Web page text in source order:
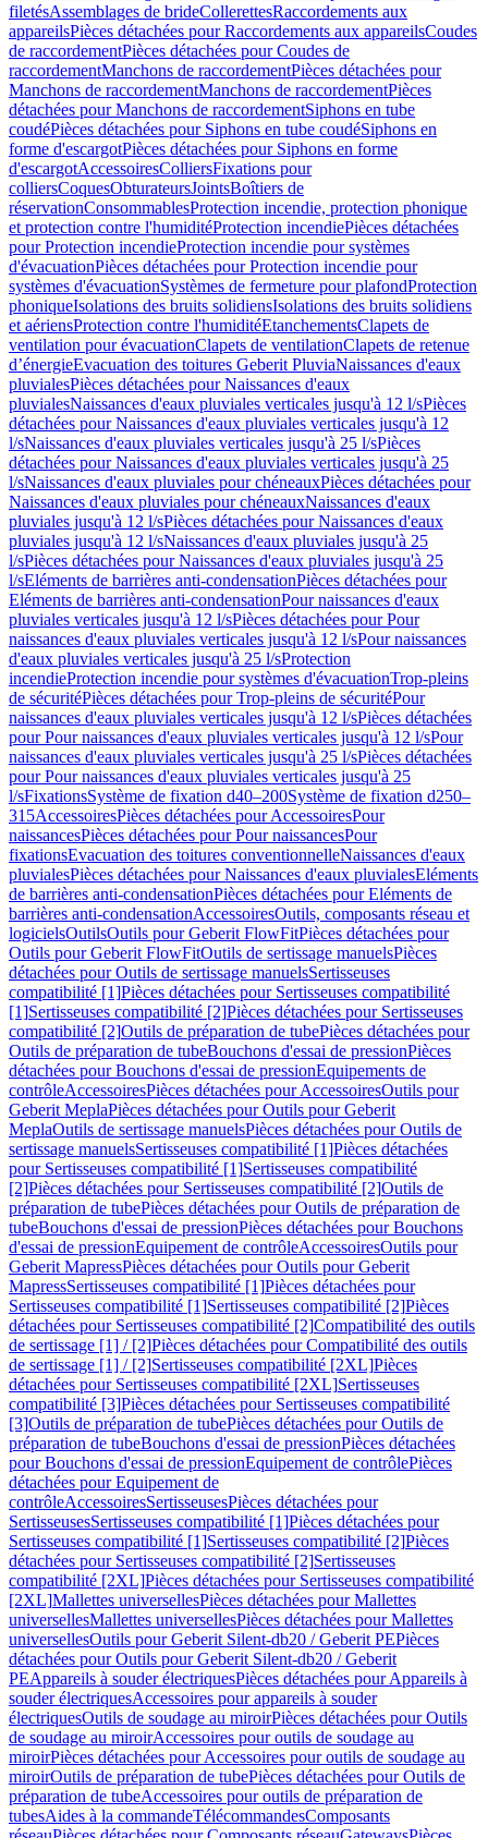
filetésAssemblages de brideCollerettesRaccordements aux
appareilsPièces détachées pour Raccordements aux appareilsCoudes
de raccordementPièces détachées pour Coudes de
raccordementManchons de raccordementPièces détachées pour
Manchons de raccordementManchons de raccordementPièces
détachées pour Manchons de raccordementSiphons en tube
coudéPièces détachées pour Siphons en tube coudéSiphons en
forme d'escargotPièces détachées pour Siphons en forme
d'escargotAccessoiresColliersFixations pour
colliersCoquesObturateursJointsBoîtiers de
réservationConsommablesProtection incendie, protection phonique
et protection contre l'humiditéProtection incendiePièces détachées
pour Protection incendieProtection incendie pour systèmes
d'évacuationPièces détachées pour Protection incendie pour
systèmes d'évacuationSystèmes de fermeture pour plafondProtection
phoniqueIsolations des bruits solidiensIsolations des bruits solidiens
et aériensProtection contre l'humiditéEtanchementsClapets de
ventilation pour évacuationClapets de ventilationClapets de retenue
d’énergieEvacuation des toitures Geberit PluviaNaissances d'eaux
pluvialesPièces détachées pour Naissances d'eaux
pluvialesNaissances d'eaux pluviales verticales jusqu'à 12 l/sPièces
détachées pour Naissances d'eaux pluviales verticales jusqu'à 12
l/sNaissances d'eaux pluviales verticales jusqu'à 25 l/sPièces
détachées pour Naissances d'eaux pluviales verticales jusqu'à 25
l/sNaissances d'eaux pluviales pour chéneauxPièces détachées pour
Naissances d'eaux pluviales pour chéneauxNaissances d'eaux
pluviales jusqu'à 12 l/sPièces détachées pour Naissances d'eaux
pluviales jusqu'à 12 l/sNaissances d'eaux pluviales jusqu'à 25
l/sPièces détachées pour Naissances d'eaux pluviales jusqu'à 25
l/sEléments de barrières anti-condensationPièces détachées pour
Eléments de barrières anti-condensationPour naissances d'eaux
pluviales verticales jusqu'à 12 l/sPièces détachées pour Pour
naissances d'eaux pluviales verticales jusqu'à 12 l/sPour naissances
d'eaux pluviales verticales jusqu'à 25 l/sProtection
incendieProtection incendie pour systèmes d'évacuationTrop-pleins
de sécuritéPièces détachées pour Trop-pleins de sécuritéPour
naissances d'eaux pluviales verticales jusqu'à 12 l/sPièces détachées
pour Pour naissances d'eaux pluviales verticales jusqu'à 12 l/sPour
naissances d'eaux pluviales verticales jusqu'à 25 l/sPièces détachées
pour Pour naissances d'eaux pluviales verticales jusqu'à 25
l/sFixationsSystème de fixation d40–200Système de fixation d250–
315AccessoiresPièces détachées pour AccessoiresPour
naissancesPièces détachées pour Pour naissancesPour
fixationsEvacuation des toitures conventionnelleNaissances d'eaux
pluvialesPièces détachées pour Naissances d'eaux pluvialesEléments
de barrières anti-condensationPièces détachées pour Eléments de
barrières anti-condensationAccessoiresOutils, composants réseau et
logicielsOutilsOutils pour Geberit FlowFitPièces détachées pour
Outils pour Geberit FlowFitOutils de sertissage manuelsPièces
détachées pour Outils de sertissage manuelsSertisseuses
compatibilité [1]Pièces détachées pour Sertisseuses compatibilité
[1]Sertisseuses compatibilité [2]Pièces détachées pour Sertisseuses
compatibilité [2]Outils de préparation de tubePièces détachées pour
Outils de préparation de tubeBouchons d'essai de pressionPièces
détachées pour Bouchons d'essai de pressionEquipements de
contrôleAccessoiresPièces détachées pour AccessoiresOutils pour
Geberit MeplaPièces détachées pour Outils pour Geberit
MeplaOutils de sertissage manuelsPièces détachées pour Outils de
sertissage manuelsSertisseuses compatibilité [1]Pièces détachées
pour Sertisseuses compatibilité [1]Sertisseuses compatibilité
[2]Pièces détachées pour Sertisseuses compatibilité [2]Outils de
préparation de tubePièces détachées pour Outils de préparation de
tubeBouchons d'essai de pressionPièces détachées pour Bouchons
d'essai de pressionEquipement de contrôleAccessoiresOutils pour
Geberit MapressPièces détachées pour Outils pour Geberit
MapressSertisseuses compatibilité [1]Pièces détachées pour
Sertisseuses compatibilité [1]Sertisseuses compatibilité [2]Pièces
détachées pour Sertisseuses compatibilité [2]Compatibilité des outils
de sertissage [1] / [2]Pièces détachées pour Compatibilité des outils
de sertissage [1] / [2]Sertisseuses compatibilité [2XL]Pièces
détachées pour Sertisseuses compatibilité [2XL]Sertisseuses
compatibilité [3]Pièces détachées pour Sertisseuses compatibilité
[3]Outils de préparation de tubePièces détachées pour Outils de
préparation de tubeBouchons d'essai de pressionPièces détachées
pour Bouchons d'essai de pressionEquipement de contrôlePièces
détachées pour Equipement de
contrôleAccessoiresSertisseusesPièces détachées pour
SertisseusesSertisseuses compatibilité [1]Pièces détachées pour
Sertisseuses compatibilité [1]Sertisseuses compatibilité [2]Pièces
détachées pour Sertisseuses compatibilité [2]Sertisseuses
compatibilité [2XL]Pièces détachées pour Sertisseuses compatibilité
[2XL]Mallettes universellesPièces détachées pour Mallettes
universellesMallettes universellesPièces détachées pour Mallettes
universellesOutils pour Geberit Silent-db20 / Geberit PEPièces
détachées pour Outils pour Geberit Silent-db20 / Geberit
PEAppareils à souder électriquesPièces détachées pour Appareils à
souder électriquesAccessoires pour appareils à souder
électriquesOutils de soudage au miroirPièces détachées pour Outils
de soudage au miroirAccessoires pour outils de soudage au
miroirPièces détachées pour Accessoires pour outils de soudage au
miroirOutils de préparation de tubePièces détachées pour Outils de
préparation de tubeAccessoires pour outils de préparation de
tubesAides à la commandeTélécommandesComposants